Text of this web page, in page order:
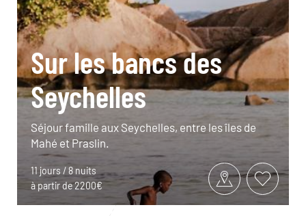
Sur les bancs des
Seychelles
Séjour famille aux Seychelles, entre les îles de
Mahé et Praslin.
11 jours / 8 nuits
à partir de 2200€